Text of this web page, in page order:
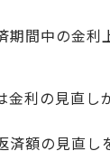
間中の金利
利の見直し
額の見直